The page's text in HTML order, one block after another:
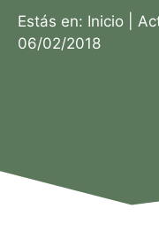
Estás en: Inicio
06/02/2018